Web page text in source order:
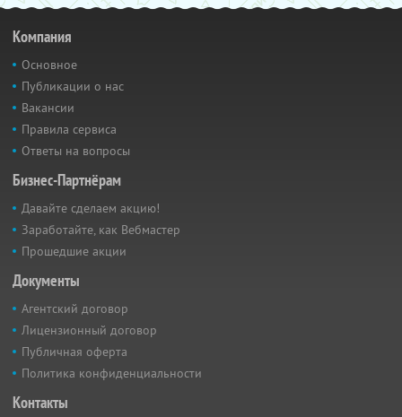
Компания
Основное
Публикации о нас
Вакансии
Правила сервиса
Ответы на вопросы
Бизнес-Партнёрам
Давайте сделаем акцию!
Заработайте, как Вебмастер
Прошедшие акции
Документы
Агентский договор
Лицензионный договор
Публичная оферта
Политика конфиденциальности
Контакты